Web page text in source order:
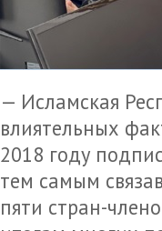
— Исламская
влиятельных
2018 году
тем самым
пяти стран-